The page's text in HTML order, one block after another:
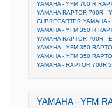
YAMAHA - YFM 700 R
YAMAHA RAPTOR 700R -
CUBRECARTER YAMAHA
YAMAHA - YFM 350 R
YAMAHA RAPTOR 700R -
YAMAHA - YFM 350
YAMAHA - YFM 350
YAMAHA - RAPTOR 700R 3
YAMAHA - YFM